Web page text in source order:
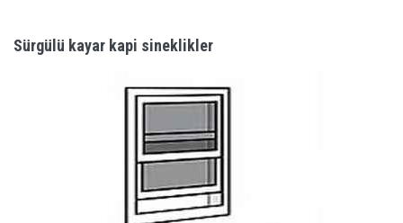
Sürgülü kayar kapi sineklikler